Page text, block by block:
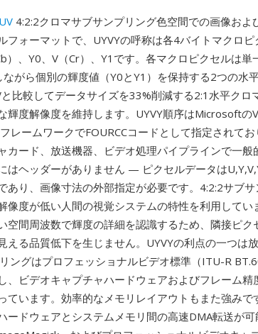
4:2:2クロマサブサンプリング色空間での画像お
フォーマットで、UYVYの呼称は各4バイトマクロ
）、Y0、V（Cr）、Y1です。各マクロピクセルは単
ながら個別の輝度値（Y0とY1）を保持する2つの水
比較してデータサイズを33%削減する2:1水平クロ
輝度解像度を維持します。UYVY順序はMicrosoft
レームワークでFOURCCコードとして指定されて
カード、放送機器、ビデオ処理パイプラインで一般
はヘッダーがありません — ピクセルデータは
あり、画像寸法の外部指定が必要です。4:2:2サブ
像度が低い人間の視覚システムの特性を利用して
空間周波数で輝度の詳細を認識するため、隣接ピ
える品質低下を生じません。UYVYの利点の一つは
ングはプロフェッショナルビデオ標準（ITU-R
、ビデオキャプチャハードウェアおよびフレーム
ています。効率的なメモリレイアウトもまた強み
ードウェアとシステムメモリ間の高速DMA転送が